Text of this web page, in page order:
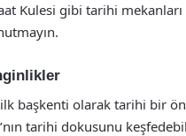
Kulesi gibi tarihi
başkenti olarak tarihi bir
tarihi dokusunu